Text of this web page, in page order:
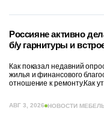
Россияне активно
б/у гарнитуры и
Как показал недавний
жилья и финансового
отношение к ремонту.Как
АВГ 3, 2026 НОВОСТИ